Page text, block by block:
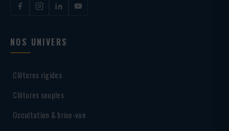
NOS UNIVERS
Clôtures rigides
Clôtures souples
Occultation & brise-vue